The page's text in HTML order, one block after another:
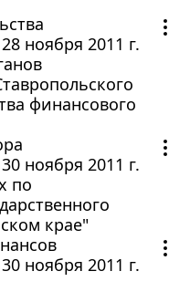
ноября 2011 г.
финансового
ноября 2011 г.
по
крае"
ноября 2011 г.